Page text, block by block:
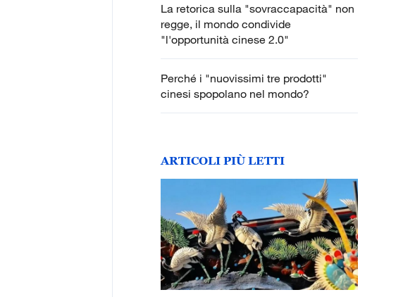
La retorica sulla "sovraccapacità" non
regge, il mondo condivide
"l'opportunità cinese 2.0"
Perché i "nuovissimi tre prodotti"
cinesi spopolano nel mondo?
ARTICOLI PIÙ LETTI